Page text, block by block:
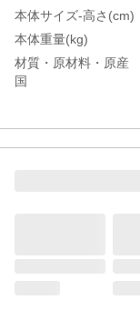
本体サイズ-高さ(cm)
本体重量(kg)
材質・原材料・原産
国